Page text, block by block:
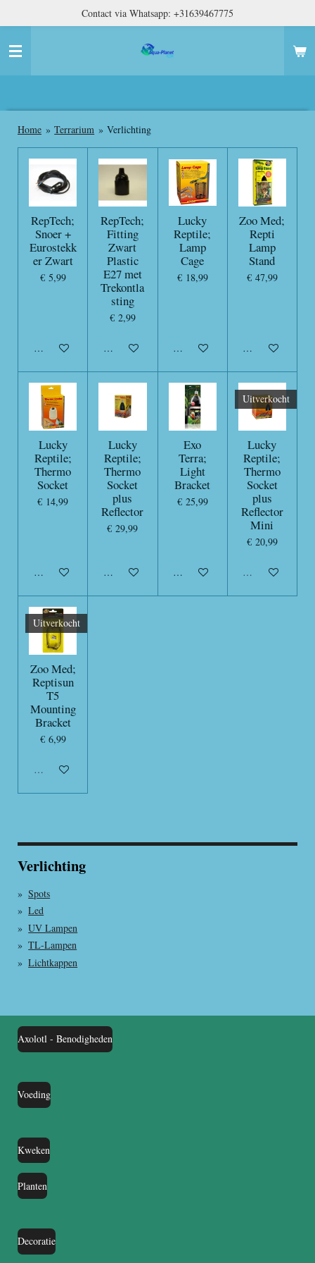
naar
hoofdinhoud
Contact via Whatsapp: +31639467775
Home » Terrarium » Verlichting
RepTech;
Snoer +
Eurostekk
er Zwart
€ 5,99
In winkelwagen
RepTech;
Fitting
Zwart
Plastic
E27 met
Trekontla
sting
€ 2,99
In winkelwagen
Lucky
Reptile;
Lamp
Cage
€ 18,99
In winkelwagen
Zoo Med;
Repti
Lamp
Stand
€ 47,99
In winkelwagen
Lucky
Reptile;
Thermo
Socket
€ 14,99
In winkelwagen
Lucky
Reptile;
Thermo
Socket
plus
Reflector
€ 29,99
In winkelwagen
Exo
Terra;
Light
Bracket
€ 25,99
In winkelwagen
Uitverkocht
Lucky
Reptile;
Thermo
Socket
plus
Reflector
Mini
€ 20,99
Uitverkocht
Uitverkocht
Zoo Med;
Reptisun
T5
Mounting
Bracket
€ 6,99
Uitverkocht
Verlichting
Spots
Led
UV Lampen
TL-Lampen
Lichtkappen
Axolotl - Benodigheden
Voeding
Kweken
Planten
Decoratie